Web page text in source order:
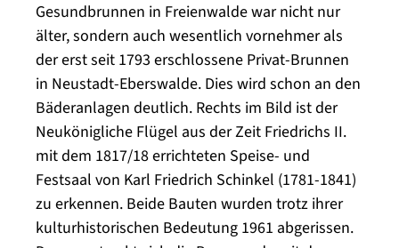
Gesundbrunnen in Freienwalde war nicht nur
älter, sondern auch wesentlich vornehmer als
der erst seit 1793 erschlossene Privat-Brunnen
in Neustadt-Eberswalde. Dies wird schon an den
Bäderanlagen deutlich. Rechts im Bild ist der
Neukönigliche Flügel aus der Zeit Friedrichs II.
mit dem 1817/18 errichteten Speise- und
Festsaal von Karl Friedrich Schinkel (1781-1841)
zu erkennen. Beide Bauten wurden trotz ihrer
kulturhistorischen Bedeutung 1961 abgerissen.